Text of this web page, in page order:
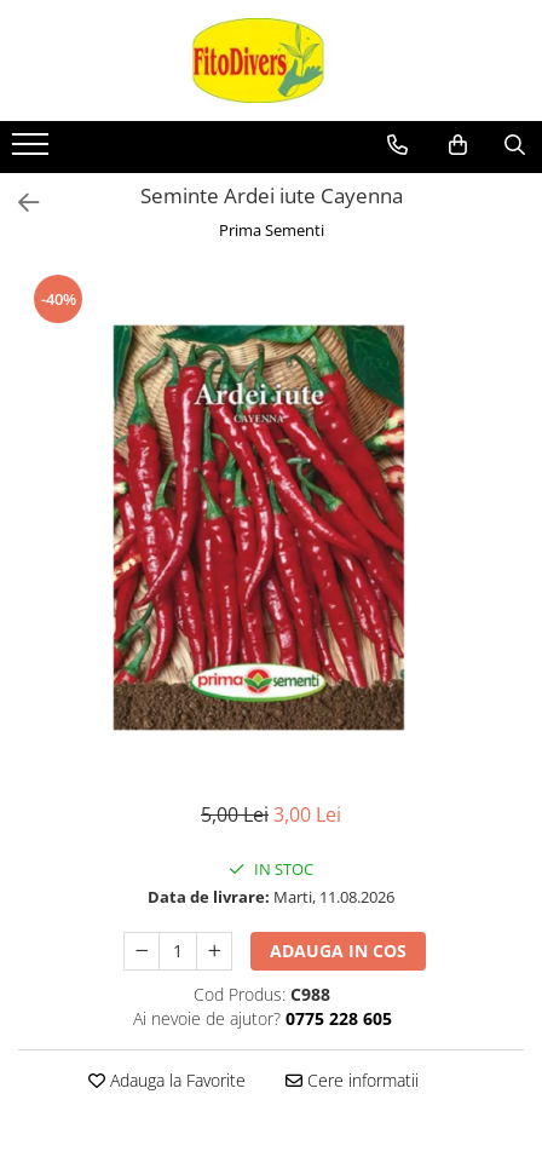
Seminte Ardei iute Cayenna
Prima Sementi
-40%
5,00 Lei3,00 Lei
IN STOC
Data de livrare: Marti, 11.08.2026
ADAUGA IN COS
Cod Produs: C988
Ai nevoie de ajutor? 0775 228 605
Adauga la Favorite Cere informatii